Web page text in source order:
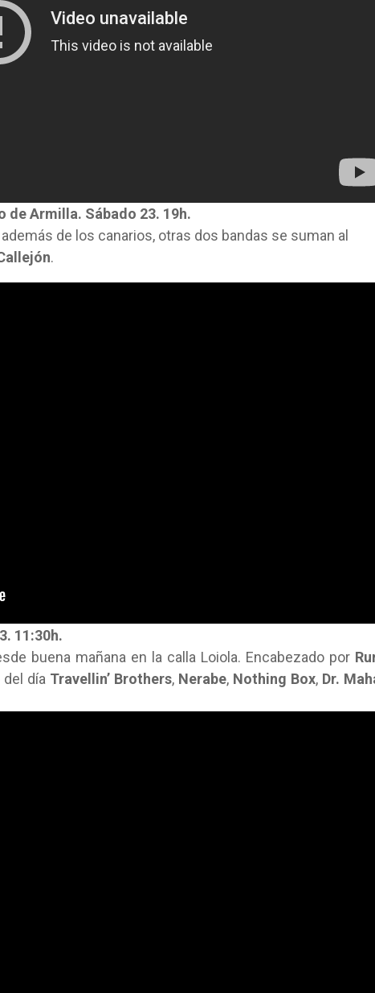
de Armilla. Sábado 23. 19h.
además de los canarios, otras dos bandas se suman al
.
11:30h.
buena mañana en la calla Loiola. Encabezado por
del día Travellin’ Brothers, Nerabe, Nothing Box, Dr.